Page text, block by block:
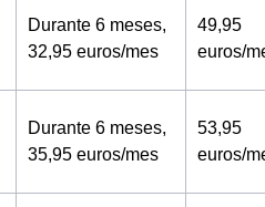
Durante 6 meses,
32,95 euros/mes
49,95
euros/
Durante 6 meses,
35,95 euros/mes
53,95
euros/